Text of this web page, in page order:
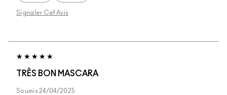
Signaler Cet Avis
TRÈS BON MASCARA
Soumis 24/04/2025